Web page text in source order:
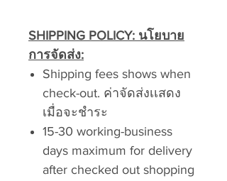
SHIPPING POLICY: นโยบาย
การจัดส่ง:
Shipping fees shows when
check-out. ค่าจัดส่งเเสดง
เมื่อจะชำระ
15-30 working-business
days maximum for delivery
after checked out shopping